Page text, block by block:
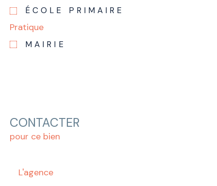
ÉCOLE PRIMAIRE
Pratique
MAIRIE
CONTACTER
pour ce bien
L'agence